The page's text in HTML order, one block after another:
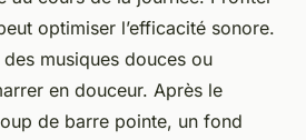
optimiser l’efficacité sonore.
musiques douces ou
en douceur. Après le
de barre pointe, un fond